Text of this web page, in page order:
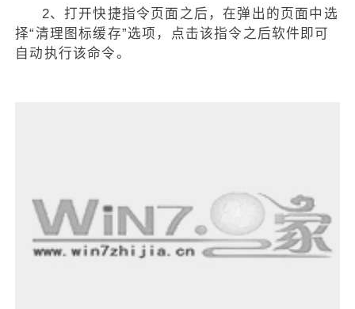
2、打开快捷指令页面之后，在弹出的页面中选
择“清理图标缓存”选项，点击该指令之后软件即可
自动执行该命令。